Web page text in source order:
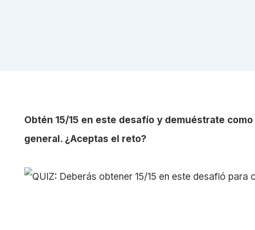
Obtén 15/15 en este desafío y demuéstrate
general. ¿Aceptas el reto?